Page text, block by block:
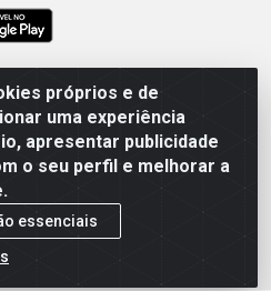
próprios e de
uma experiência
apresentar publicidade
o seu perfil e melhorar a
essenciais
Quadrai Lt 16 - Set Marechal
- CEP 74.560-180 - CNPJ
0001-79